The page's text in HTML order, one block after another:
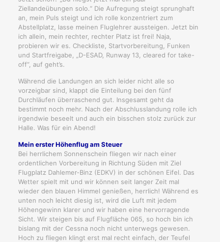
Ziellandeübungen solo.“ Die Aufregung steigt sprunghaft
an, mein Puls steigt und ich rolle konzentriert zum
Abstellplatz, lasse meinen Fluglehrer aussteigen. Jetzt bin
ich allein, mein rechter, rechter Platz ist frei! Naja,
probieren wir es. Checkliste, Startvorbereitung, Funken
und Startfreigabe, „D-ESAD, Runway 13, cleared for take-
off“, auf geht’s.
Während die Landungen an sich leider nicht alle so
vorzeigbar sind, klappt die Einteilung bei den fünf
Durchläufen überraschend gut. Insgesamt geht da
bestimmt noch mehr. Nach der Abschlusslandung rolle ich
irgendwie beseelt und auch ein bisschen stolz zurück zur
Halle. Was für ein Abend!
Mein erster Höhenflug am Steuer
Bei herrlichem Sonnenschein fliegen wir nach einer
ordentlichen Vorbereitung in Richtung Süden mit Ziel
Flugplatz Dahlemer-Binz (EDKV) in der schönen Eifel. Das
Wetter spielt mit und wir können seit langer Zeit mal
wieder den blauen Himmel genießen, herrlich! Während es
unten noch leicht diesig ist, wird die Luft mit jedem
Höhengewinn klarer und wir haben eine hervorragende
Sicht. Wir steigen bis auf Flugfläche 065, so hoch bin ich
bislang mit der Cessna noch nicht unterwegs gewesen.
Hoch zu fliegen klingt erst mal recht einfach, der Teufel